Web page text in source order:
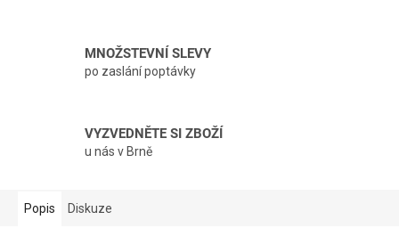
MNOŽSTEVNÍ SLEVY
po zaslání poptávky
VYZVEDNĚTE SI ZBOŽÍ
u nás v Brně
Popis Diskuze